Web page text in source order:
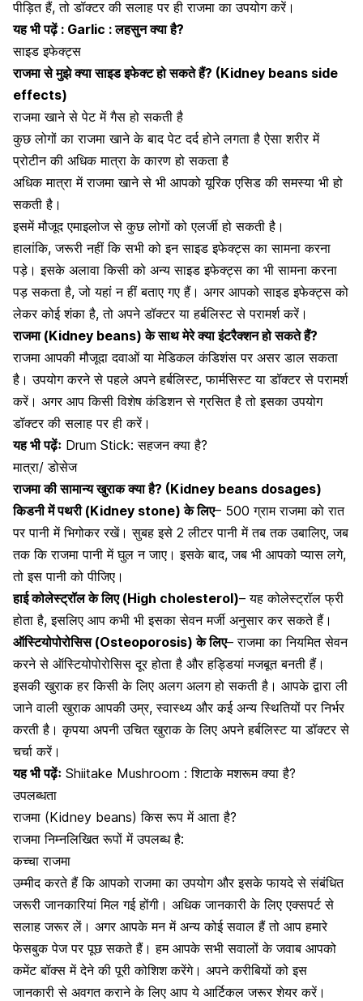
पीड़ित हैं, तो डॉक्टर की सलाह पर ही राजमा का उपयोग करें।
यह भी पढ़ें : Garlic : लहसुन क्या है?
साइड इफेक्ट्स
राजमा से मुझे क्या साइड इफेक्ट हो सकते हैं? (Kidney beans side
effects)
राजमा खाने से पेट में गैस हो सकती है
कुछ लोगों का राजमा खाने के बादपेट दर्दहोने लगता है ऐसा शरीर में
प्रोटीन की अधिक मात्रा के कारण हो सकता है
अधिक मात्रा में राजमा खाने से भी आपको यूरिक एसिड की समस्या भी हो
सकती है।
इसमें मौजूद एमाइलोज से कुछ लोगों को एलर्जी हो सकती है।
हालांकि, जरूरी नहीं कि सभी को इन साइड इफेक्ट्स का सामना करना
पड़े। इसके अलावा किसी को अन्य साइड इफेक्ट्स का भी सामना करना
पड़ सकता है, जो यहां न हीं बताए गए हैं। अगर आपको साइड इफेक्ट्स को
लेकर कोई शंका है, तो अपने डॉक्टर या हर्बलिस्ट से परामर्श करें।
राजमा (Kidney beans) के साथ मेरे क्या इंटरैक्शन हो सकते हैं?
राजमा आपकी मौजूदा दवाओं या मेडिकल कंडिशंस पर असर डाल सकता
है। उपयोग करने से पहले अपने हर्बलिस्ट, फार्मसिस्ट या डॉक्टर से परामर्श
करें। अगर आप किसी विशेष कंडिशन से ग्रसित है तो इसका उपयोग
डॉक्टर की सलाह पर ही करें।
यह भी पढ़ेंः Drum Stick: सहजन क्या है?
मात्रा/ डोसेज
राजमा की सामान्य खुराक क्या है? (Kidney beans dosages)
किडनी मेंपथरी (Kidney stone) के लिए– 500 ग्राम राजमा को रात
पर पानी में भिगोकर रखें। सुबह इसे 2 लीटर पानी में तब तक उबालिए, जब
तक कि राजमा पानी में घुल न जाए। इसके बाद, जब भी आपको प्यास लगे,
तो इस पानी को पीजिए।
हाई कोलेस्ट्रॉल के लिए (High cholesterol)– यह कोलेस्ट्रॉल फ्री
होता है, इसलिए आप कभी भी इसका सेवन मर्जी अनुसार कर सकते हैं।
ऑस्टियोपोरोसिस (Osteoporosis) के लिए– राजमा का नियमित सेवन
करने से ऑस्टियोपोरोसिस दूर होता है औरहड्डियां मजबूत बनती हैं।
इसकी खुराक हर किसी के लिए अलग अलग हो सकती है। आपके द्वारा ली
जाने वाली खुराक आपकी उम्र, स्वास्थ्य और कई अन्य स्थितियों पर निर्भर
करती है। कृपया अपनी उचित खुराक के लिए अपने हर्बलिस्ट या डॉक्टर से
चर्चा करें।
यह भी पढ़ेंः Shiitake Mushroom : शिटाके मशरूम क्या है?
उपलब्धता
राजमा (Kidney beans) किस रूप में आता है?
राजमा निम्नलिखित रूपों में उपलब्ध है:
कच्चा राजमा
उम्मीद करते हैं कि आपको राजमा का उपयोग और इसके फायदे से संबंधित
जरूरी जानकारियां मिल गई होंगी। अधिक जानकारी के लिए एक्सपर्ट से
सलाह जरूर लें। अगर आपके मन में अन्य कोई सवाल हैं तो आप हमारे
फेसबुक पेज पर पूछ सकते हैं। हम आपके सभी सवालों के जवाब आपको
कमेंट बॉक्स में देने की पूरी कोशिश करेंगे। अपने करीबियों को इस
जानकारी से अवगत कराने के लिए आप ये आर्टिकल जरूर शेयर करें।